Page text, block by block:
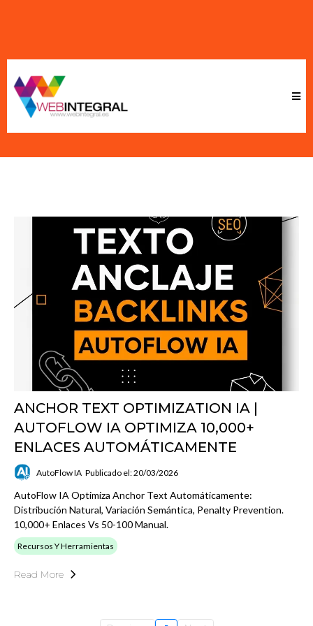
ANCHOR TEXT OPTIMIZATION IA |
AUTOFLOW IA OPTIMIZA 10,000+
ENLACES AUTOMÁTICAMENTE
AutoFlow IA Publicado el: 20/03/2026
AutoFlow IA Optimiza Anchor Text Automáticamente:
Distribución Natural, Variación Semántica, Penalty Prevention.
10,000+ Enlaces Vs 50-100 Manual.
Recursos Y Herramientas
Read More